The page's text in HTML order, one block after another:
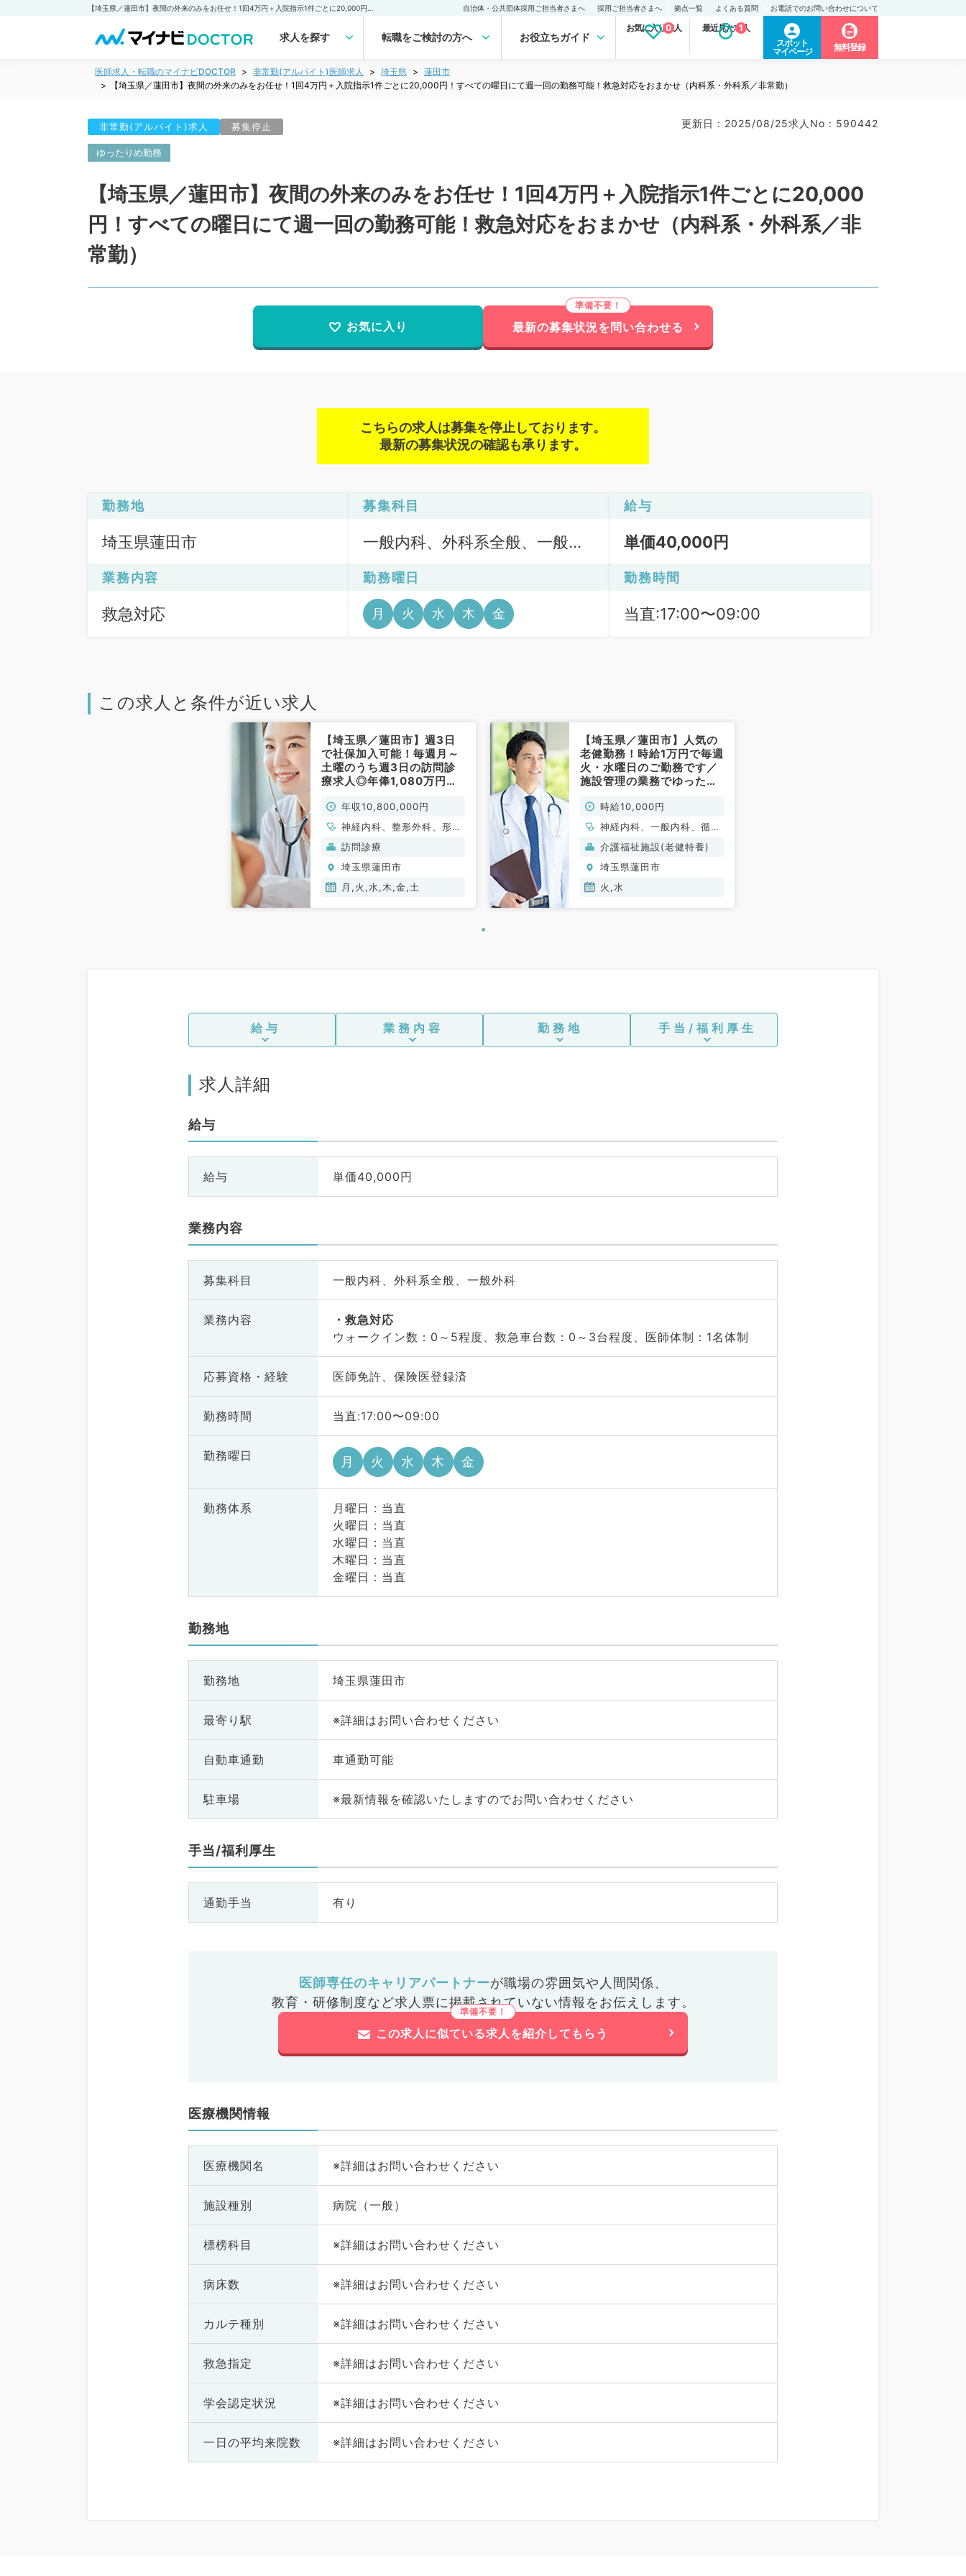
自治体・公共団体採用ご担当者さまへ 採用ご担当者さまへ 拠点一覧 よくある質問 お電話でのお問い合わせについて
求人を探す 転職をご検討の方へ お役立ちガイド
お気に入り求人
0 最近見た求人
1
スポット
マイページ
無料登録
医師求人・転職のマイナビDOCTOR 非常勤(アルバイト)医師求人 埼玉県
蓮田市
【埼玉県／蓮田市】夜間の外来のみをお任せ！1回4万円＋入院指示1件ごとに20,000円！すべての曜日にて週一回の勤務可能！救急対応をおまかせ（内科系・外科系／非常勤）
非常勤(アルバイト)求人 募集停止 更新日 : 2025/08/25求人No : 590442
ゆったりめ勤務
【埼玉県／蓮田市】夜間の外来のみをお任せ！1回4万円＋入院指示1件ごとに20,000
円！すべての曜日にて週一回の勤務可能！救急対応をおまかせ（内科系・外科系／非
常勤）
お気に入り 最新の募集状況を問い合わせる
こちらの求人は募集を停止しております。
最新の募集状況の確認も承ります。
勤務地
埼玉県蓮田市
募集科目
一般内科、外科系全般、一般外
給与
単価40,000円
業務内容
救急対応
勤務曜日
月 火 水 木 金
勤務時間
当直:17:00〜09:00
この求人と条件が近い求人
【埼玉県／蓮田市】週3日
で社保加入可能！毎週月～
土曜のうち週3日の訪問診
療求人◎年俸1,080万円☆
同行ありです！（内科系・
外科系／非常勤）
年収10,800,000円
神経内科、整形外科、形成
外科、脳神経外科、呼吸器
外科、心臓血管外科、泌尿
器科、一般内科、循環器内
科、呼吸器内科、消化器内
訪問診療
埼玉県蓮田市
月,火,水,木,金,土
【埼玉県／蓮田市】人気の
老健勤務！時給1万円で毎週
火・水曜日のご勤務です／
施設管理の業務でゆったり
（内科系／非常勤）
時給10,000円
神経内科、一般内科、循環
器内科、呼吸器内科、消化
器内科、内分泌・代謝内
科、腎臓内科、老年内科、
血液内科、膠原病科
介護福祉施設(老健特養)
埼玉県蓮田市
火,水
給与 業務内容 勤務地 手当/福利厚生
求人詳細
給与
給与 単価40,000円
業務内容
募集科目 一般内科、外科系全般、一般外科
業務内容
救急対応
ウォークイン数：0～5程度、救急車台数：0～3台程度、医師体制：1名体制
応募資格・ 経験 医師免許、保険医登録済
勤務時間 当直:17:00〜09:00
勤務曜日 月 火 水 木 金
勤務体系
月曜日 : 当直
火曜日 : 当直
水曜日 : 当直
木曜日 : 当直
金曜日 : 当直
勤務地
勤務地 埼玉県蓮田市
最寄り駅 ※詳細はお問い合わせください
自動車通勤 車通勤可能
駐車場 ※最新情報を確認いたしますのでお問い合わせください
手当/福利厚生
通勤手当 有り
医師専任のキャリアパートナーが職場の雰囲気や人間関係、
教育・研修制度など求人票に掲載されていない情報をお伝えします。
この求人に似ている求人を紹介してもらう
医療機関情報
医療機関名 ※詳細はお問い合わせください
施設種別 病院（一般）
標榜科目 ※詳細はお問い合わせください
病床数 ※詳細はお問い合わせください
カルテ種別 ※詳細はお問い合わせください
救急指定 ※詳細はお問い合わせください
学会認定状況 ※詳細はお問い合わせください
一日の平均来院数 ※詳細はお問い合わせください